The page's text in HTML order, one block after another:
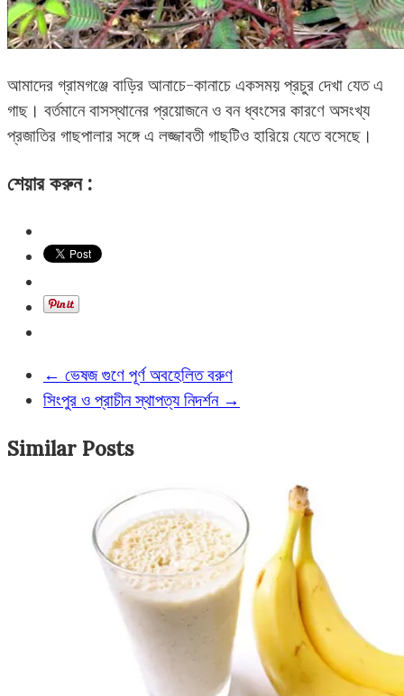
আমাদের গ্রামগঞ্জে বাড়ির আনাচে-কানাচে একসময় প্রচুর দেখা যেত এ
গাছ। বর্তমানে বাসস্থানের প্রয়োজনে ও বন ধ্বংসের কারণে অসংখ্য
প্রজাতির গাছপালার সঙ্গে এ লজ্জাবতী গাছটিও হারিয়ে যেতে বসেছে।
শেয়ার করুন :
← ভেষজ গুণে পূর্ণ অবহেলিত বরুণ
সিংপুর ও প্রাচীন স্থাপত্য নিদর্শন →
Similar Posts